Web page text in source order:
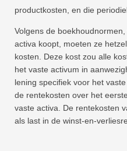
productkosten, en die
Volgens de
activa koopt, moeten ze
kosten. Deze kost zou alle
het vaste activum in
lening specifiek voor het
de rentekosten over het
vaste activa. De rentekosten
als last in de winst-en-